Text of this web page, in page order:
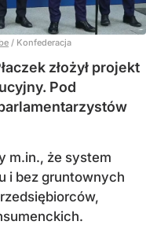
/ Konfederacja
złożył projekt
Pod
m.in., że system
i bez gruntownych